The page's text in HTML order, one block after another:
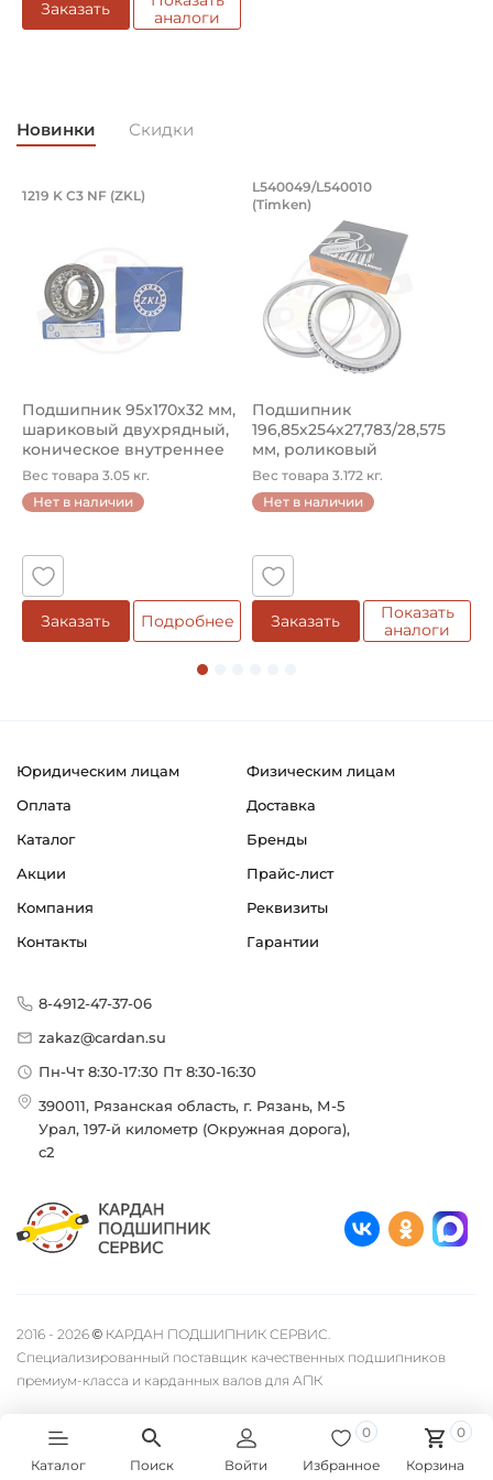
Заказать
аналоги
Новинки Скидки
Подшипник 95х170х32 мм, шариковый
Подшипник 95х170х32 мм, шариковый двухрядный,
1219 K C3 NF (ZKL)
Подшипник 95х170х32 мм,
шариковый двухрядный,
коническое внутреннее
кол...
Вес товара 3.05 кг.
Нет в наличии
Заказать Подробнее
Подшипник
Подшипник
L540049/L540010
(Timken)
Подшипник
196,85х254х27,783/28,575
мм, роликовый
однорядный конический
...
Вес товара 3.172 кг.
Нет в наличии
Заказать
Показать
аналоги
Юридическим лицам
Физическим лицам
Оплата
Доставка
Каталог
Бренды
Акции
Прайс-лист
Компания
Реквизиты
Контакты
Гарантии
8-4912-47-37-06
zakaz@cardan.su
Пн-Чт 8:30-17:30 Пт 8:30-16:30
390011, Рязанская область, г. Рязань, М-5
Урал, 197-й километр (Окружная дорога),
с2
2016 - 2026 © КАРДАН ПОДШИПНИК СЕРВИС.
Специализированный поставщик качественных подшипников
премиум-класса и карданных валов для АПК
Каталог Поиск Войти Избранное
0
Корзина
0